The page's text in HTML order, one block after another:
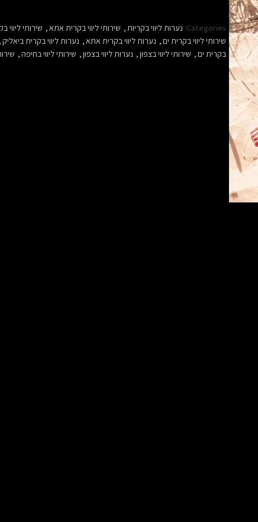
Categories: נערות ליווי בקריות, שירותי ליווי בקרית אתא, שירותי ליווי
שירותי ליווי בקרית ים, נערות ליווי בקרית אתא, נערות ליווי בקרית ביאליק,
בקרית ים, שירותי ליווי בצפון, נערות ליווי בצפון, שירותי ליווי בחיפה,